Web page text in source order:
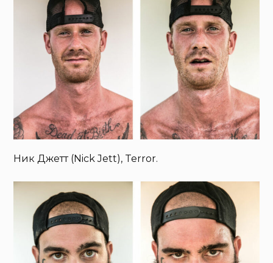
Ник Джетт (Nick Jett), Terror.